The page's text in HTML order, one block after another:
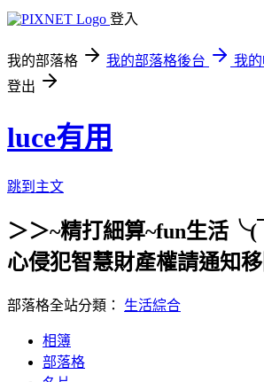
登入
我的部落格 我的部落格後台
我
登出
luce有用
跳到主文
＞＞~精打細算~fun生活
心侵犯智慧財產權請通知
部落格全站分類： 生活綜合
相簿
部落格